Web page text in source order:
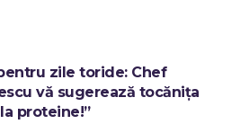
zile toride: Chef
vă sugerează tocănița
proteine!”